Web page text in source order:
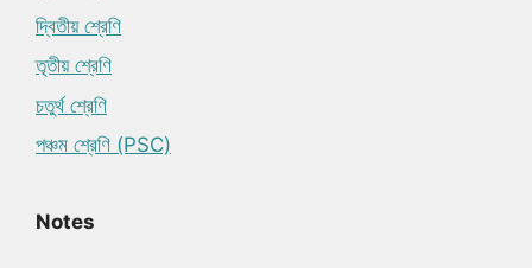
দ্বিতীয় শ্রেণি
তৃতীয় শ্রেণি
চতুর্থ শ্রেণি
পঞ্চম শ্রেণি (PSC)
Notes